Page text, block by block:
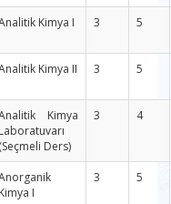
Kimya I 3 5
Kimya II 3 5
Kimya
Laboratuvarı
(Seçmeli Ders)
3 4
Kimya I
3 5